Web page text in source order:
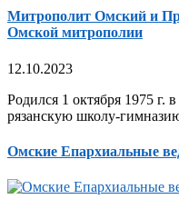
Митрополит Омский и
Омской митрополии
12.10.2023
Родился 1 октября 1975 г.
рязанскую школу-
Омские Епархиальные